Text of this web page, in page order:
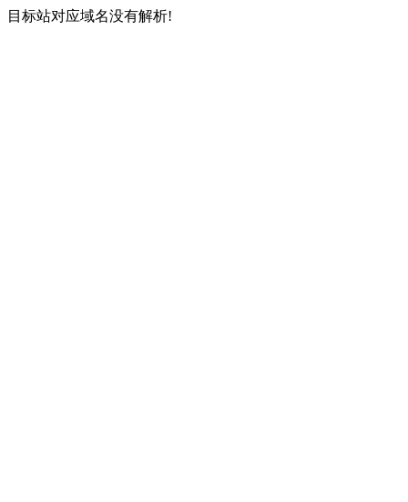
目标站对应域名没有解析!